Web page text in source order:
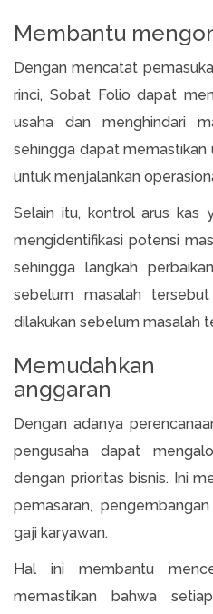
Membantu
Dengan mencatat
rinci, Sobat Folio dapat
usaha dan menghindari
sehingga dapat memastikan
untuk menjalankan
Selain itu, kontrol arus kas
mengidentifikasi potensi
sehingga langkah
sebelum masalah
dilakukan sebelum masalah
Memudahkan
anggaran
Dengan adanya
pengusaha dapat
dengan prioritas bisnis. Ini
pemasaran,
gaji karyawan.
Hal ini membantu
memastikan bahwa